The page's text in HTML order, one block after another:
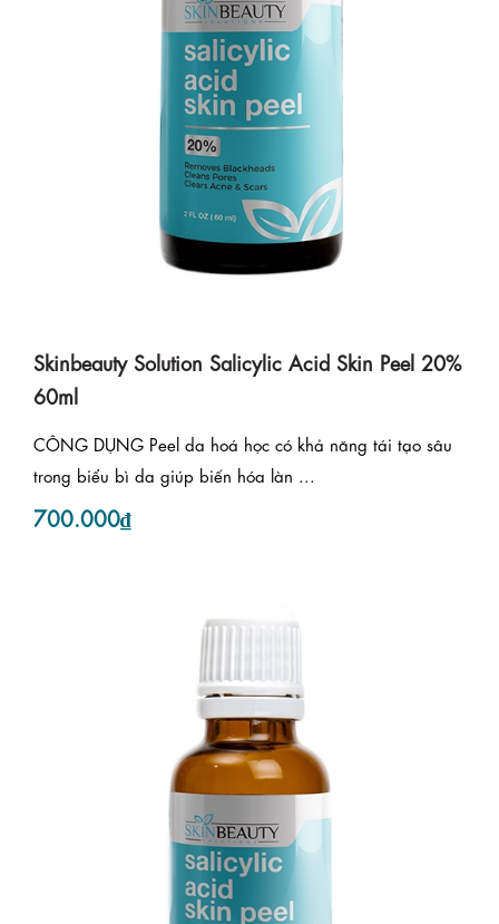
Skinbeauty Solution Salicylic Acid Skin Peel 20%
60ml
CÔNG DỤNG Peel da hoá học có khả năng tái tạo sâu
trong biểu bì da giúp biến hóa làn ...
700.000₫